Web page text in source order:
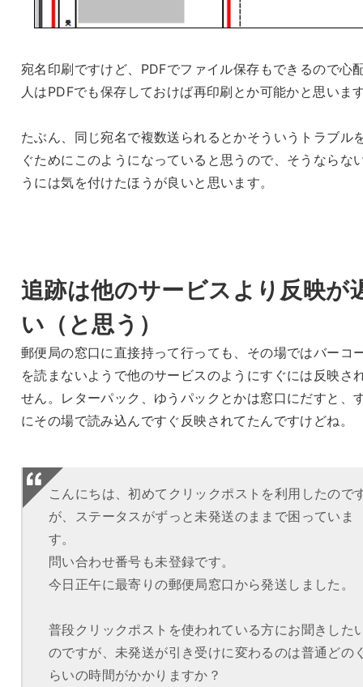
宛名印刷ですけど、PDFでファイル保存もできるので心
人はPDFでも保存しておけば再印刷とか可能かと思いま
たぶん、同じ宛名で複数送られるとかそういうトラブル
ぐためにこのようになっていると思うので、そうならな
うには気を付けたほうが良いと思います。
追跡は他のサービスより反映が
い（と思う）
郵便局の窓口に直接持って行っても、その場ではバーコ
を読まないようで他のサービスのようにすぐには反映さ
せん。レターパック、ゆうパックとかは窓口にだすと、
にその場で読み込んですぐ反映されてたんですけどね。
こんにちは、初めてクリックポストを利用したので
が、ステータスがずっと未発送のままで困っていま
す。
問い合わせ番号も未登録です。
今日正午に最寄りの郵便局窓口から発送しました。
普段クリックポストを使われている方にお聞きした
のですが、未発送が引き受けに変わるのは普通どの
らいの時間がかかりますか？